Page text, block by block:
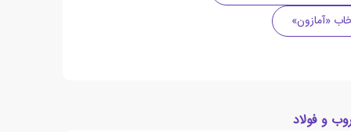
«آمازون»
و فولاد